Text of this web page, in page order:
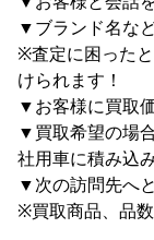
▼ブランド名な
※査定に困った
けられます！
▼お客様に買取
▼買取希望の場
社用車に積み込
▼次の訪問先へ
※買取商品、品